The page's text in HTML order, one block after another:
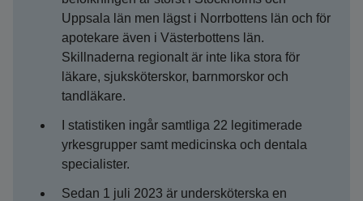
Uppsala län men lägst i Norrbottens län och för
apotekare även i Västerbottens län.
Skillnaderna regionalt är inte lika stora för
läkare, sjuksköterskor, barnmorskor och
tandläkare.
I statistiken ingår samtliga 22 legitimerade
yrkesgrupper samt medicinska och dentala
specialister.
Sedan 1 juli 2023 är undersköterska en